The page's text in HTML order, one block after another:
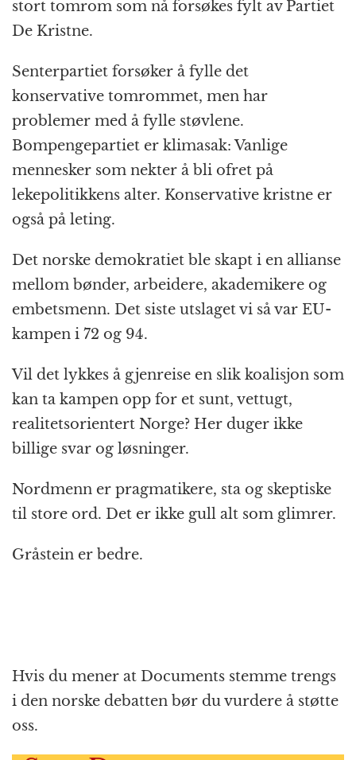
stort tomrom som nå forsøkes fylt av Partiet
De Kristne.
Senterpartiet forsøker å fylle det
konservative tomrommet, men har
problemer med å fylle støvlene.
Bompengepartiet er klimasak: Vanlige
mennesker som nekter å bli ofret på
lekepolitikkens alter. Konservative kristne er
også på leting.
Det norske demokratiet ble skapt i en allianse
mellom bønder, arbeidere, akademikere og
embetsmenn. Det siste utslaget vi så var EU-
kampen i 72 og 94.
Vil det lykkes å gjenreise en slik koalisjon som
kan ta kampen opp for et sunt, vettugt,
realitetsorientert Norge? Her duger ikke
billige svar og løsninger.
Nordmenn er pragmatikere, sta og skeptiske
til store ord. Det er ikke gull alt som glimrer.
Gråstein er bedre.
Hvis du mener at Documents stemme trengs
i den norske debatten bør du vurdere å støtte
oss.